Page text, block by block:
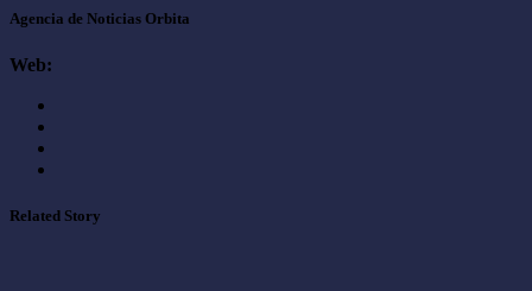
Agencia de Noticias Orbita
Web:
Related Story